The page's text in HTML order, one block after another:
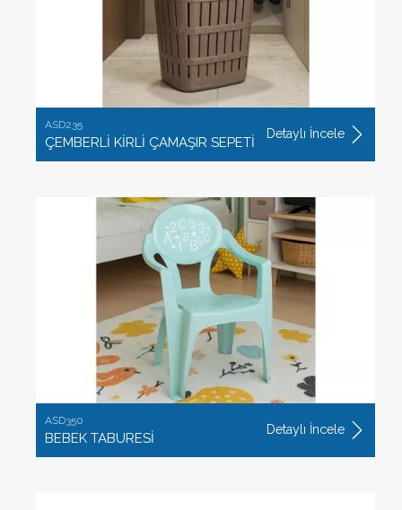
ASD235
ÇEMBERLİ KİRLİ ÇAMAŞIR SEPETİ
Detaylı İncele
ASD350
BEBEK TABURESİ
Detaylı İncele